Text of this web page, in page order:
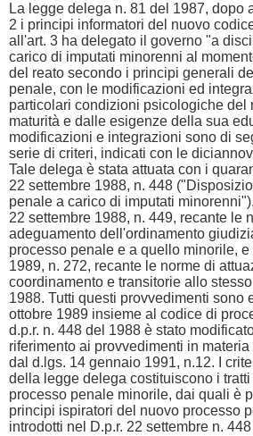
La legge delega n. 81 del 1987, dopo
2 i principi informatori del nuovo
all'art. 3 ha delegato il governo "a
carico di imputati minorenni al
del reato secondo i principi generali
penale, con le modificazioni ed
particolari condizioni psicologiche del
maturità e dalle esigenze della sua
modificazioni e integrazioni sono di
serie di criteri, indicati con le
Tale delega è stata attuata con i
22 settembre 1988, n. 448
penale a carico di imputati
22 settembre 1988, n. 449, recante le
adeguamento dell'ordinamento
processo penale e a quello minorile,
1989, n. 272, recante le norme di
coordinamento e transitorie allo stesso
1988. Tutti questi provvedimenti sono
ottobre 1989 insieme al codice di
d.p.r. n. 448 del 1988 è stato
riferimento ai provvedimenti in
dal d.lgs. 14 gennaio 1991, n.12. I
della legge delega costituiscono i tratti
processo penale minorile, dai quali è
principi ispiratori del nuovo processo
introdotti nel D.p.r. 22 settembre n.